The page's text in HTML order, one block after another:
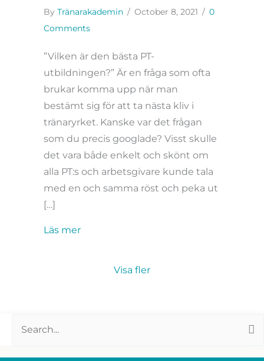
By Tränarakademin / October 8, 2021 / 0
Comments
”Vilken är den bästa PT-
utbildningen?” Är en fråga som ofta
brukar komma upp när man
bestämt sig för att ta nästa kliv i
tränaryrket. Kanske var det frågan
som du precis googlade? Visst skulle
det vara både enkelt och skönt om
alla PT:s och arbetsgivare kunde tala
med en och samma röst och peka ut
[…]
Läs merabout Vilken är den bästa PT-
Visa fler